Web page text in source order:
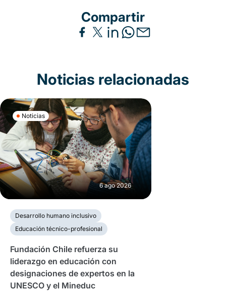
Compartir
Noticias relacionadas
Noticias
6 ago 2026
Desarrollo humano inclusivo
Educación técnico-profesional
Fundación Chile refuerza su
liderazgo en educación con
designaciones de expertos en la
UNESCO y el Mineduc